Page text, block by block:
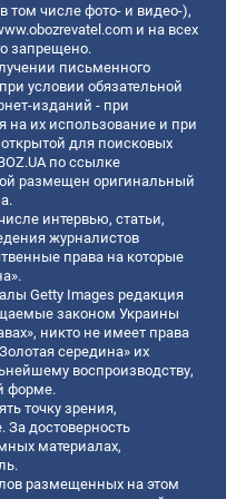
том числе фото- и видео-),
и на всех
запрещено.
письменного
условии обязательной
изданий - при
на их использование и при
для поисковых
по ссылке
размещен оригинальный
интервью, статьи,
журналистов
права на которые
Getty Images редакция
законом Украины
никто не имеет права
середина» их
воспроизводству,
форме.
точку зрения,
достоверность
материалах,
размещенных на этом